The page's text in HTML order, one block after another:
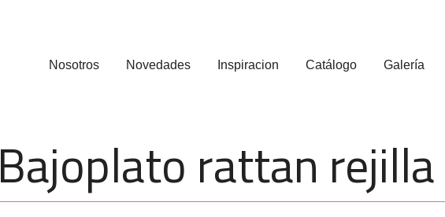
Nosotros Novedades Inspiracion Catálogo Galería
Bajoplato rattan